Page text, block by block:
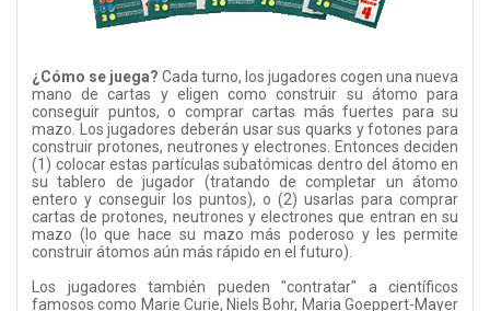
¿Cómo se juega? Cada turno, los jugadores cogen una nueva
mano de cartas y eligen como construir su átomo para
conseguir puntos, o comprar cartas más fuertes para su
mazo. Los jugadores deberán usar sus quarks y fotones para
construir protones, neutrones y electrones. Entonces deciden
(1) colocar estas partículas subatómicas dentro del átomo en
su tablero de jugador (tratando de completar un átomo
entero y conseguir los puntos), o (2) usarlas para comprar
cartas de protones, neutrones y electrones que entran en su
mazo (lo que hace su mazo más poderoso y les permite
construir átomos aún más rápido en el futuro).
Los jugadores también pueden "contratar" a científicos
famosos como Marie Curie, Niels Bohr, Maria Goeppert-Mayer